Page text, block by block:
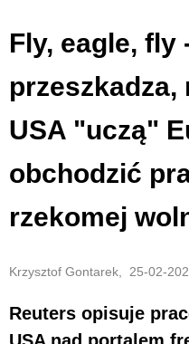
Fly, eagle, fly
USA "uczą"
obchodzić
rzekomej
Krzysztof Gontarek, 25-02-
Reuters opisuje